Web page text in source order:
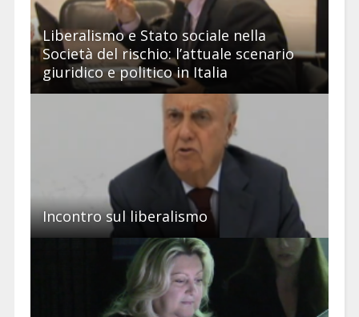
Liberalismo e Stato sociale nella
Società del rischio: l’attuale scenario
giuridico e politico in Italia
Incontro sul liberalismo